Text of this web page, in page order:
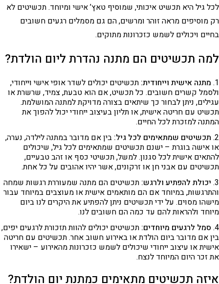
לכל גיל היא תכשיט איכותי, שמוסיף טאץ’ אישי ומיוחד. תכשיטים לא
רק מוסיפים מראה זוהר ומרשים, הם גם מסמלים רגעים חשובים
בחיים ויכולים לשמש כזכרונות מתוקים.
למה תכשיטים הם מתנה נהדרת ליום הולדת?
מתנה אישית וייחודית: תכשיטים יכולים לשדר אופי אישי וייחודי,
ולסמל קשרים חשובים. כל תכשיט, אם הוא טבעת, צמיד, שרשרת או
עגילים, ניתן לבחור כך שיתאים בצורה מדויקת למתנה המושלמת.
תכשיט עם חריטה אישית, או תליון בעיצוב ייחודי יכול להפוך את
המתנה למזכרת לכל החיים.
תכשיטים שמתאימים לכל גיל: בין אם מדובר במתנה לילדה, נערה,
או אישה בוגרת – ישנם תכשיטים שמתאימים לכל גיל, שיכולים
להתאים אישית לכל סגנון. למשל, תכשיטי כסף או זהב טבעיים,
תכשיטים עם אבני חן או זרקונים, אשר יהיו אהובים על כל אחת.
יכולת להפתיע ולרגש: תכשיטים הם מתנה שמעוררת רגשות שמחה
והתרגשות, במיוחד אם הם מותאמים אישית או מעוצבים במיוחד עבור
מישהו מסוים. על ידי תכשיטים ניתן להפתיע את היקרים לנו ביום
מיוחד ולהראות להם עד כמה הם חשובים לנו.
סמל לרגעים מיוחדים: תכשיטים יכולים להוות תזכורת לרגעים יפים,
בין אם מדובר ביום הולדת או באירוע חשוב אחר. תכשיטים עם חריטה
אישית או עיצוב ייחודי שיכולים לשמש כזכרונות מהאירוע – ישאירו
את זכר היום המיוחד לנצח.
איזה תכשיטים מתאימים כמתנת יום הולדת?